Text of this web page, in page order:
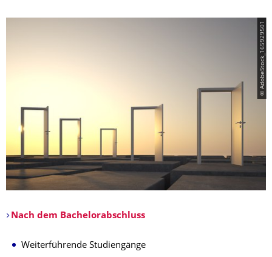
© AdobeStock_165929501
Nach dem Bachelorabschluss​​
Weiterführende Studiengänge